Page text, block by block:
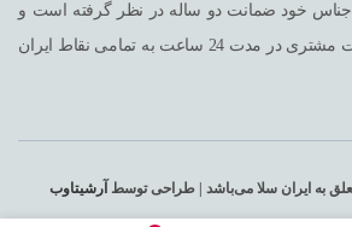
خود ضمانت دو ساله در نظر گرفته است و
محصولات بنا بر در خواست مشتری در مدت 24 ساعت به تمامی نقاط ایران
به ایران سلا می‌باشد | طراحی توسط آرشیتاوب